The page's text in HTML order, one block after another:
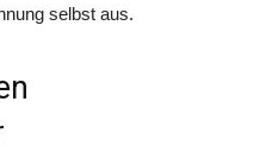
selbst aus.